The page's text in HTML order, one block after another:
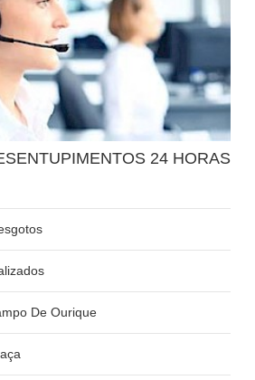
24 HORAS
De Ourique